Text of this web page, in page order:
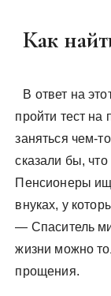
Как
В ответ на
пройти тест
заняться чем-
сказали бы,
Пенсионеры
внуках, у
— Спаситель
жизни можно
прощения.